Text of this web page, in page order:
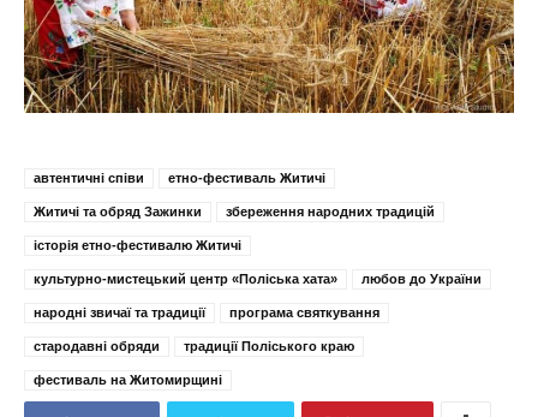
автентичні співи етно-фестиваль Житичі
Житичі та обряд Зажинки збереження народних традицій
історія етно-фестивалю Житичі
культурно-мистецький центр «Поліська хата» любов до України
народні звичаї та традиції програма святкування
стародавні обряди традиції Поліського краю
фестиваль на Житомирщині